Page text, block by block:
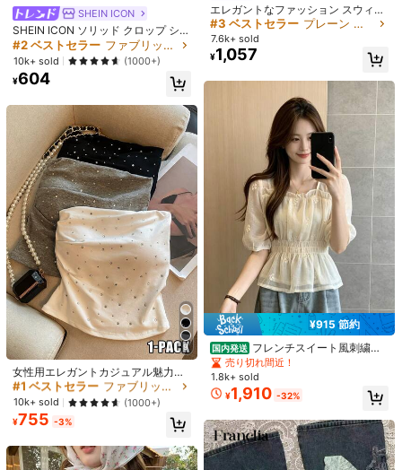
レディース ラウンドネック 半袖Tシ
ャツ 夏新作 レタープリント アメリ
カンホットガール風 ファッション カ
ジュアル 万能 スリムフィット クロ
ップド丈 ホワイト
#1 ベストセラー
売り切れ間近！
#1 ベストセラー に ライトウェイト 女性用トップス、ブラウス、Tシャツ
売り切れ間近！
#1 ベストセラー に ライトウェイト 女性用トップス、ブラウス、Tシャツ
売り切れ間近！
#1 ベストセラー に ライトウェイト 女性用トップス、ブラウス、Tシャツ
9.1k+ sold (1000+)
¥586
6
#韓国スタイル
レディース カジュアル プレーン Vネ
ック 半袖 Tシャツ、夏 ホワイト
売り切れ間近！
6.8k+ sold
¥1,178
¥148 節約
レディース 夏用 和柄プリント ラウ
ンドネック カジュアル 万能 半袖Tシ
売り切れ間近！
2k+ sold
(100+)
レディース Y2K アエステティック ダ
ージロゴプリント 半袖Tシャツ、ア
メリカンレトロストリートウェアス
タイル カジュアル サマー
#6 ベストセラー
売り切れ間近！
売り切れ間近！
売り切れ間近！
#6 ベストセラー に ポリエステル デイリーTシャツ
売り切れ間近！
6.8k+ sold (500+)
¥890
SHEIN ICON
SHEIN ICON ソリッド クロップ シュ
ルグトップ
#2 ベストセラー ファブリック レディーストップス
10k+ sold (1000+)
¥604
9
女性用エレガントカジュアル魅力的
なセクシーなミニマリストフレッシ
ュな通勤用バーサタイルなフィット
したプリーツバンドゥトップ ホワイ
ト 夏
#1 ベストセラー ファブリック レディーストップス
売り切れ間近！
#1 ベストセラー ファブリック レディーストップス
売り切れ間近！
#1 ベストセラー ファブリック レディーストップス
売り切れ間近！
#1 ベストセラー ファブリック レディーストップス
10k+ sold (1000+)
¥755 -3%
エレガントなファッション スウィー
トガールスタイル パフスリーブTシ
ャツ、クルーネック レースパッチワ
ーク リボン スリムフィット 半袖ト
ップ 夏
高リピート率 売り切れ間近！
#3 ベストセラー プレーン レディーストップス
高リピート率
#3 ベストセラー プレーン レディーストップス
高リピート率
#3 ベストセラー
売り切れ間近！
7.6k+ sold
¥1,057
¥915 節約
国内発送 フレンチスイート風刺繍シ
フォンブラウス夏のレディースウェ
アショート丈シャツシフォン半袖ト
ップスは、日常の街歩きにぴったり
売り切れ間近！
1.8k+ sold
¥1,910 -32%